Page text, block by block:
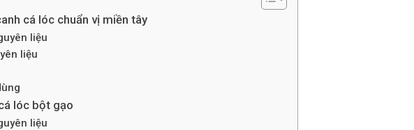
cá lóc chuẩn vị miền tây
liệu
liệu
lóc bột gạo
liệu